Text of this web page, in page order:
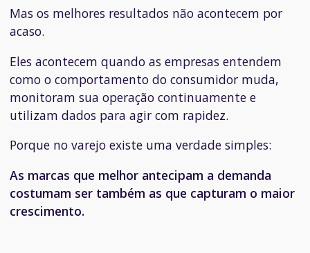
Mas os melhores resultados não acontecem por
acaso.
Eles acontecem quando as empresas entendem
como o comportamento do consumidor muda,
monitoram sua operação continuamente e
utilizam dados para agir com rapidez.
Porque no varejo existe uma verdade simples:
As marcas que melhor antecipam a demanda
costumam ser também as que capturam o maior
crescimento.